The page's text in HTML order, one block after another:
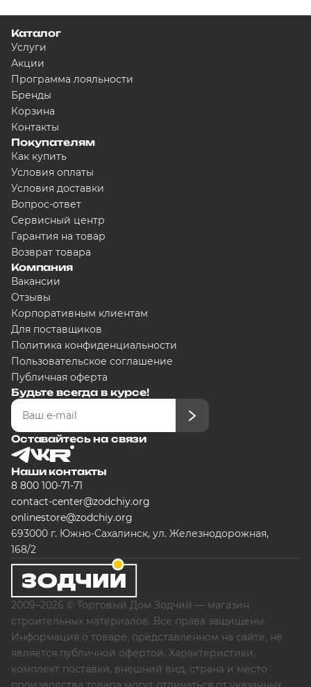
Каталог
Услуги
Акции
Программа лояльности
Бренды
Корзина
Контакты
Покупателям
Как купить
Условия оплаты
Условия доставки
Вопрос-ответ
Сервисный центр
Гарантия на товар
Возврат товара
Компания
Вакансии
Отзывы
Корпоративным клиентам
Для поставщиков
Политика конфиденциальности
Пользовательское соглашение
Публичная оферта
Будьте всегда в курсе!
Оставайтесь на связи
Наши контакты
8 800 100-71-71
contact-center@zodchiy.org
onlinestore@zodchiy.org
693000 г. Южно-Сахалинск, ул. Железнодорожная,
168/2
2009–2026 © Торговый Дом Зодчий — магазин
строительных материалов. Все права защищены.
Информация о товаре, представленном на сайте, не
является публичной офертой. Характеристики,
комплект поставки, внешний вид, страна и место